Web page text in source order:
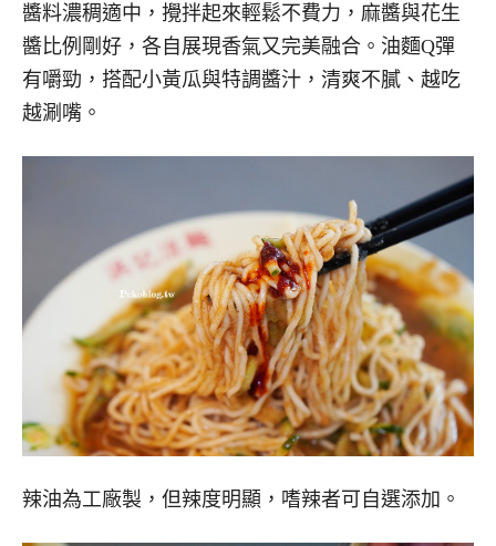
醬料濃稠適中，攪拌起來輕鬆不費力，麻醬與花生
醬比例剛好，各自展現香氣又完美融合。油麵Q彈
有嚼勁，搭配小黃瓜與特調醬汁，清爽不膩、越吃
越涮嘴。
辣油為工廠製，但辣度明顯，嗜辣者可自選添加。